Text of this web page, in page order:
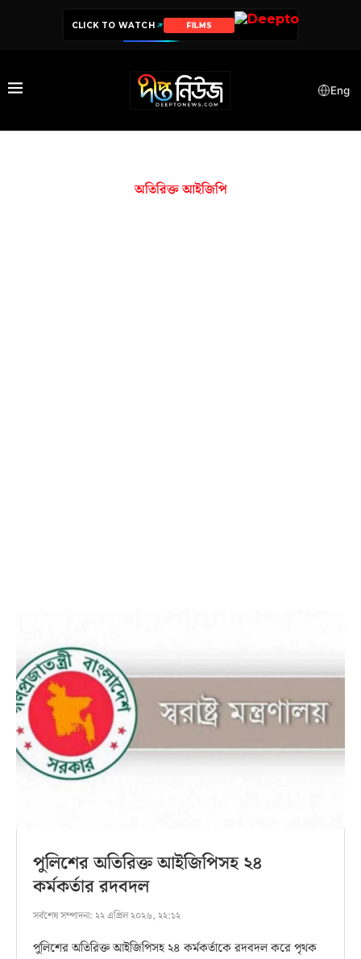
CLICK TO WATCH FILMS
Eng
অতিরিক্ত আইজিপি
পুলিশের অতিরিক্ত আইজিপিসহ ২৪
কর্মকর্তার রদবদল
সর্বশেষ সম্পাদনা: ২২ এপ্রিল ২০২৬, ২২:১২
পুলিশের অতিরিক্ত আইজিপিসহ ২৪ কর্মকর্তাকে রদবদল করে পৃথক